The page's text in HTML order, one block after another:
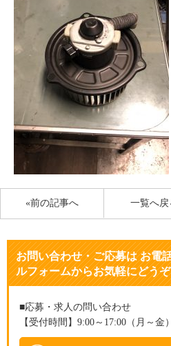
«前の記事へ 一覧へ戻
お問い合わせ・ご応募はお電
ルフォームからお気軽にどう
■応募・求人の問い合わせ
【受付時間】9:00～17:00（月～金